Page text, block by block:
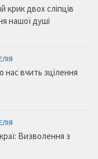
крик двох сліпців
нашої душі
нас вчить зцілення
Визволення з